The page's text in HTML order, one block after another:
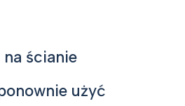
ścianie
użyć